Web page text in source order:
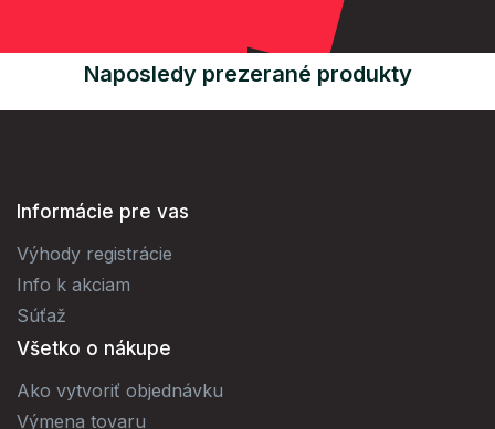
Naposledy prezerané produkty
Informácie pre vas
Výhody registrácie
Info k akciam
Súťaž
Všetko o nákupe
Ako vytvoriť objednávku
Výmena tovaru